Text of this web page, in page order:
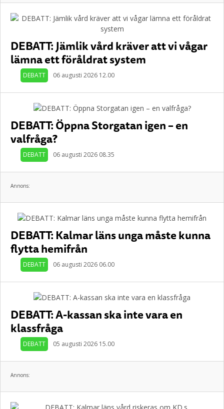
DEBATT: Jämlik vård kräver att vi vågar
lämna ett föråldrat system
DEBATT 06 augusti 2026 12.00
DEBATT: Öppna Storgatan igen – en
valfråga?
DEBATT 06 augusti 2026 08.35
Annons:
DEBATT: Kalmar läns unga måste kunna
flytta hemifrån
DEBATT 06 augusti 2026 06.00
DEBATT: A-kassan ska inte vara en
klassfråga
DEBATT 05 augusti 2026 15.00
Annons: